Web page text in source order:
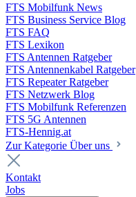
FTS Mobilfunk News
FTS Business Service Blog
FTS FAQ
FTS Lexikon
FTS Antennen Ratgeber
FTS Antennenkabel Ratgeber
FTS Repeater Ratgeber
FTS Netzwerk Blog
FTS Mobilfunk Referenzen
FTS 5G Antennen
FTS-Hennig.at
Zur Kategorie Über uns
Kontakt
Jobs